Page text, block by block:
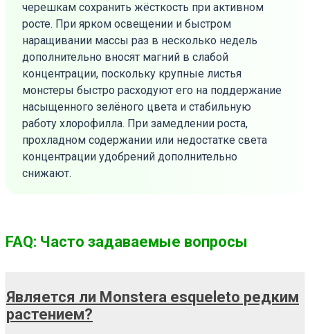
черешкам сохранить жёсткость при активном
росте. При ярком освещении и быстром
наращивании массы раз в несколько недель
дополнительно вносят магний в слабой
концентрации, поскольку крупные листья
монстеры быстро расходуют его на поддержание
насыщенного зелёного цвета и стабильную
работу хлорофилла. При замедлении роста,
прохладном содержании или недостатке света
концентрации удобрений дополнительно
снижают.
FAQ: Часто задаваемые вопросы
Является ли Monstera esqueleto редким
растением?